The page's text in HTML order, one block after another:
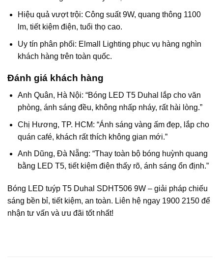
Hiệu quả vượt trội: Công suất 9W, quang thông 1100
lm, tiết kiệm điện, tuổi thọ cao.
Uy tín phân phối: Elmall Lighting phục vụ hàng nghìn
khách hàng trên toàn quốc.
Đánh giá khách hàng
Anh Quân, Hà Nội: “Bóng LED T5 Duhal lắp cho văn
phòng, ánh sáng đều, không nhấp nháy, rất hài lòng.”
Chị Hương, TP. HCM: “Ánh sáng vàng ấm đẹp, lắp cho
quán café, khách rất thích không gian mới.”
Anh Dũng, Đà Nẵng: “Thay toàn bộ bóng huỳnh quang
bằng LED T5, tiết kiệm điện thấy rõ, ánh sáng ổn định.”
Bóng LED tuýp T5 Duhal SDHT506 9W – giải pháp chiếu
sáng bền bỉ, tiết kiệm, an toàn. Liên hệ ngay 1900 2150 để
nhận tư vấn và ưu đãi tốt nhất!